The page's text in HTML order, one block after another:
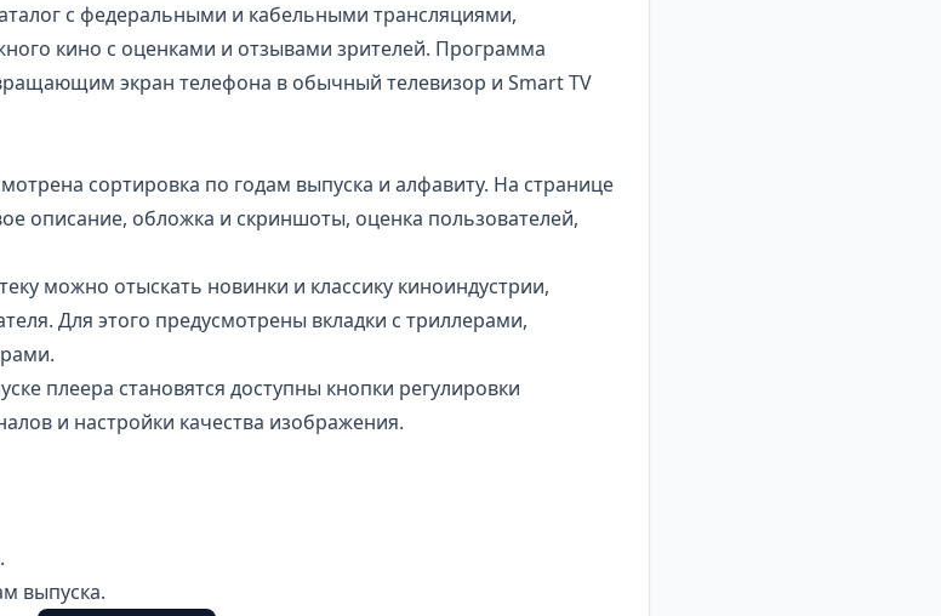
с федеральными и кабельными трансляциями,
кино с оценками и отзывами зрителей. Программа
экран телефона в обычный телевизор и Smart TV
сортировка по годам выпуска и алфавиту. На странице
описание, обложка и скриншоты, оценка пользователей,
можно отыскать новинки и классику киноиндустрии,
Для этого предусмотрены вкладки с триллерами,
плеера становятся доступны кнопки регулировки
и настройки качества изображения.
выпуска.